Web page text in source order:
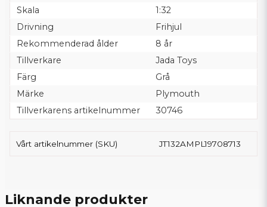
Skala
1:32
Drivning
Frihjul
Rekommenderad ålder
8 år
Tillverkare
Jada Toys
Färg
Grå
Märke
Plymouth
Tillverkarens artikelnummer
30746
Vårt artikelnummer (SKU) JT132AMPL19708713
Liknande produkter